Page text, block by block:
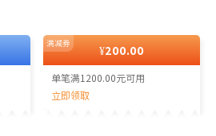
¥200.00
单笔满1200.00元可用
立即领取